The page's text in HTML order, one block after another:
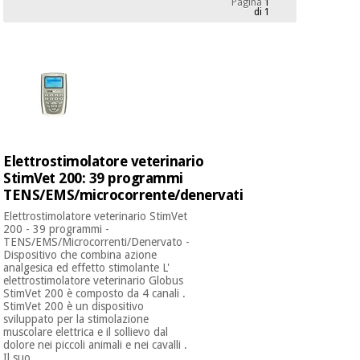
Fisaude
Tech
Academy
cinese
Armadi
terapeutici
Materiale
essenziale
per la
protezione
dei
coronavirus
Aerobica,
fitness e
Outlet
Fisaude
Tech
Academy
mediche
cinese
Mobili
clinici
Armadi
terapeutici
Materiale
Pagina 1
di 1
Elettrostimolatore veterinario
StimVet 200: 39 programmi
TENS/EMS/microcorrente/denervati
Elettrostimolatore veterinario StimVet
200 - 39 programmi -
TENS/EMS/Microcorrenti/Denervato -
Dispositivo che combina azione
analgesica ed effetto stimolante L'
elettrostimolatore veterinario Globus
StimVet 200 è composto da 4 canali .
StimVet 200 è un dispositivo
sviluppato per la stimolazione
muscolare elettrica e il sollievo dal
dolore nei piccoli animali e nei cavalli .
Il suo ...